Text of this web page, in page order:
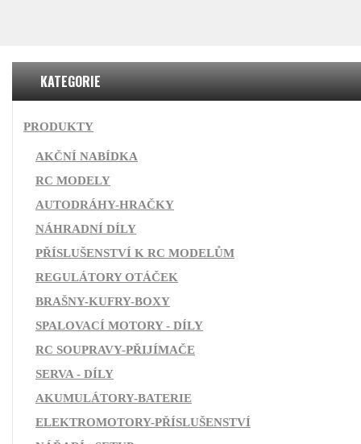
KATEGORIE
PRODUKTY
AKČNÍ NABÍDKA
RC MODELY
AUTODRÁHY-HRAČKY
NÁHRADNÍ DÍLY
PŘÍSLUŠENSTVÍ K RC MODELŮM
REGULÁTORY OTÁČEK
BRAŠNY-KUFRY-BOXY
SPALOVACÍ MOTORY - DÍLY
RC SOUPRAVY-PŘIJÍMAČE
SERVA - DÍLY
AKUMULÁTORY-BATERIE
ELEKTROMOTORY-PŘÍSLUŠENSTVÍ